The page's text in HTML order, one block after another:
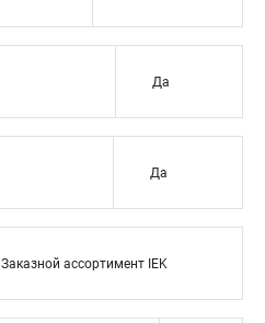
Да
Да
Заказной ассортимент IEK